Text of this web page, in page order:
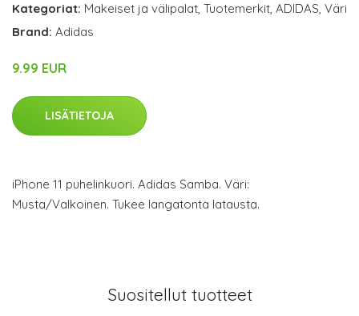
Kategoriat: Makeiset ja välipalat, Tuotemerkit, ADIDAS, Väri
Brand: Adidas
9.99 EUR
LISÄTIETOJA
iPhone 11 puhelinkuori. Adidas Samba. Väri:
Musta/Valkoinen. Tukee langatonta latausta.
Suositellut tuotteet